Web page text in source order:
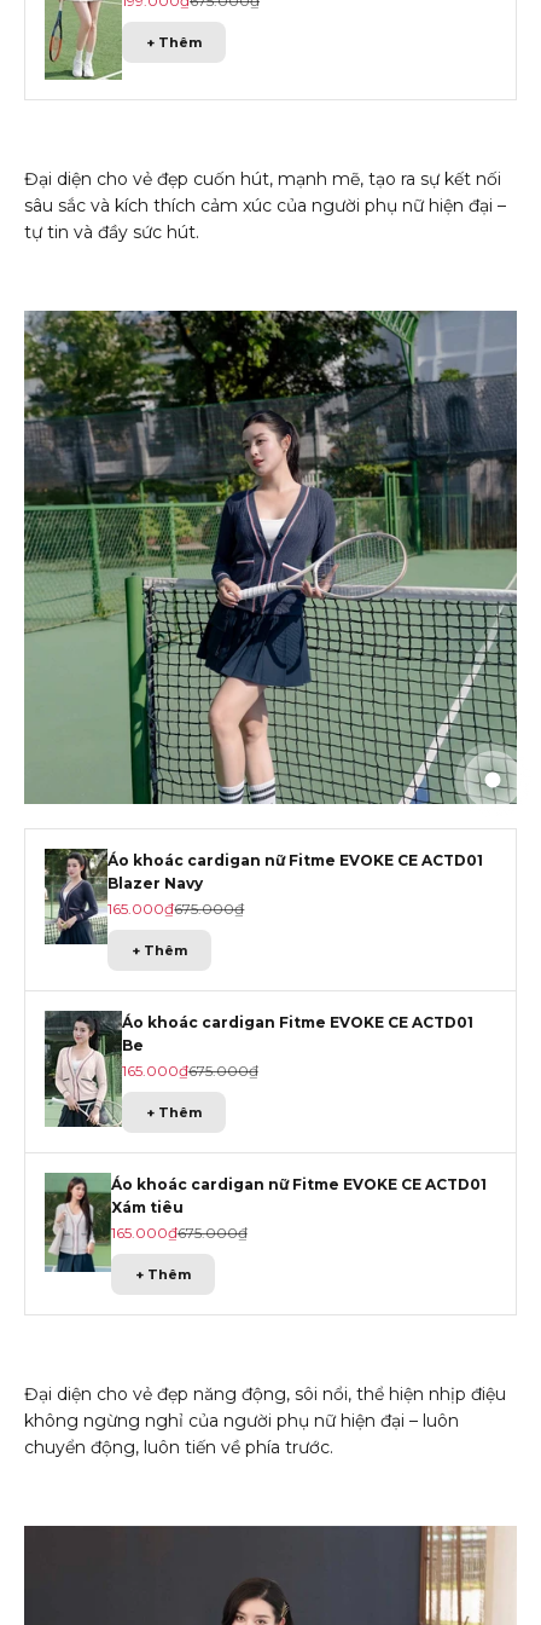
+ Thêm
Đại diện cho vẻ đẹp cuốn hút, mạnh mẽ, tạo ra sự kết nối
sâu sắc và kích thích cảm xúc của người phụ nữ hiện đại –
tự tin và đầy sức hút.
Đến
Đến
Đến
Áo khoác cardigan nữ Fitme EVOKE CE ACTD01
Blazer Navy
Giá khuyến mãi
165.000₫Giá gốc
675.000₫
+ Thêm
Áo khoác cardigan Fitme EVOKE CE ACTD01
Be
Giá khuyến mãi
165.000₫Giá gốc
675.000₫
+ Thêm
Áo khoác cardigan nữ Fitme EVOKE CE ACTD01
Xám tiêu
Giá khuyến mãi
165.000₫Giá gốc
675.000₫
+ Thêm
Đại diện cho vẻ đẹp năng động, sôi nổi, thể hiện nhịp điệu
không ngừng nghỉ của người phụ nữ hiện đại – luôn
chuyển động, luôn tiến về phía trước.